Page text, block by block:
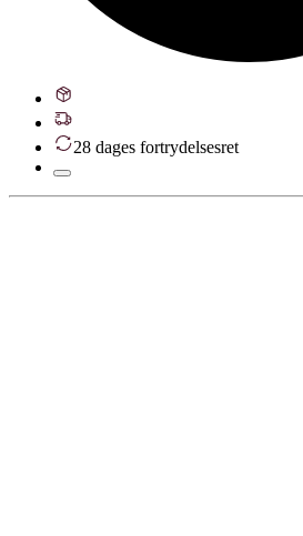
28 dages fortrydelsesret